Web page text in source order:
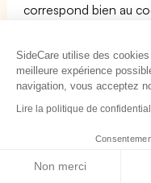
correspond bien au
pour l'activité
meilleure option est
vôtre et de voir quel
êtes chef
reprenez une
son code APE ou
SideCare utilise des
meilleure expérience
navigation, vous acceptez
Lire la politique de
Non merci